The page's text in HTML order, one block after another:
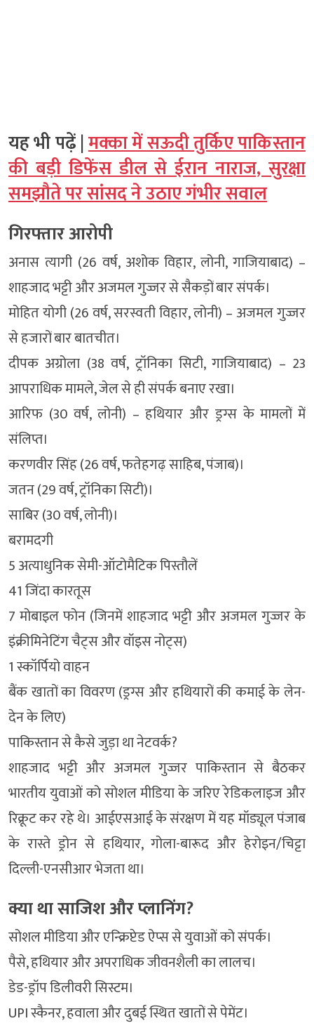
यह भी पढ़ें |मक्का में सऊदी तुर्किए पाकिस्तान
की बड़ी डिफेंस डील से ईरान नाराज, सुरक्षा
समझौते पर सांसद ने उठाए गंभीर सवाल
गिरफ्तार आरोपी
अनास त्यागी (26 वर्ष, अशोक विहार, लोनी, गाजियाबाद) –
शाहजाद भट्टी और अजमल गुज्जर से सैकड़ों बार संपर्क।
मोहित योगी (26 वर्ष, सरस्वती विहार, लोनी) – अजमल गुज्जर
से हजारों बार बातचीत।
दीपक अग्रोला (38 वर्ष, ट्रॉनिका सिटी, गाजियाबाद) – 23
आपराधिक मामले, जेल से ही संपर्क बनाए रखा।
आरिफ (30 वर्ष, लोनी) – हथियार और ड्रग्स के मामलों में
संलिप्त।
करणवीर सिंह (26 वर्ष, फतेहगढ़ साहिब, पंजाब)।
जतन (29 वर्ष, ट्रॉनिका सिटी)।
साबिर (30 वर्ष, लोनी)।
बरामदगी
5 अत्याधुनिक सेमी-ऑटोमैटिक पिस्तौलें
41 जिंदा कारतूस
7 मोबाइल फोन (जिनमें शाहजाद भट्टी और अजमल गुज्जर के
इंक्रीमिनेटिंग चैट्स और वॉइस नोट्स)
1 स्कॉर्पियो वाहन
बैंक खातों का विवरण (ड्रग्स और हथियारों की कमाई के लेन-
देन के लिए)
पाकिस्तान से कैसे जुड़ा था नेटवर्क?
शाहजाद भट्टी और अजमल गुज्जर पाकिस्तान से बैठकर
भारतीय युवाओं को सोशल मीडिया के जरिए रेडिकलाइज और
रिक्रूट कर रहे थे। आईएसआई के संरक्षण में यह मॉड्यूल पंजाब
के रास्ते ड्रोन से हथियार, गोला-बारूद और हेरोइन/चिट्टा
दिल्ली-एनसीआर भेजता था।
क्या था साजिश और प्लानिंग?
सोशल मीडिया और एन्क्रिप्टेड ऐप्स से युवाओं को संपर्क।
पैसे, हथियार और अपराधिक जीवनशैली का लालच।
डेड-ड्रॉप डिलीवरी सिस्टम।
UPI स्कैनर, हवाला और दुबई स्थित खातों से पेमेंट।